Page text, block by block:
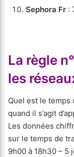
Sephora Fr :
La règle
les
Quel est le temps
quand il s’agit
Les données
sur le temps de
9h00 à 18h30 – 5